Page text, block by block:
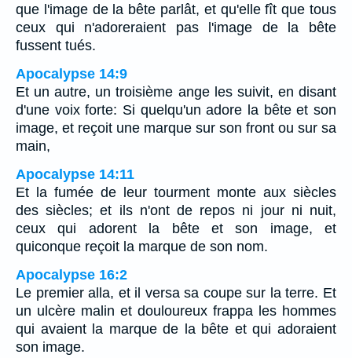
que l'image de la bête parlât, et qu'elle fît que tous
ceux qui n'adoreraient pas l'image de la bête
fussent tués.
Apocalypse 14:9
Et un autre, un troisième ange les suivit, en disant
d'une voix forte: Si quelqu'un adore la bête et son
image, et reçoit une marque sur son front ou sur sa
main,
Apocalypse 14:11
Et la fumée de leur tourment monte aux siècles
des siècles; et ils n'ont de repos ni jour ni nuit,
ceux qui adorent la bête et son image, et
quiconque reçoit la marque de son nom.
Apocalypse 16:2
Le premier alla, et il versa sa coupe sur la terre. Et
un ulcère malin et douloureux frappa les hommes
qui avaient la marque de la bête et qui adoraient
son image.